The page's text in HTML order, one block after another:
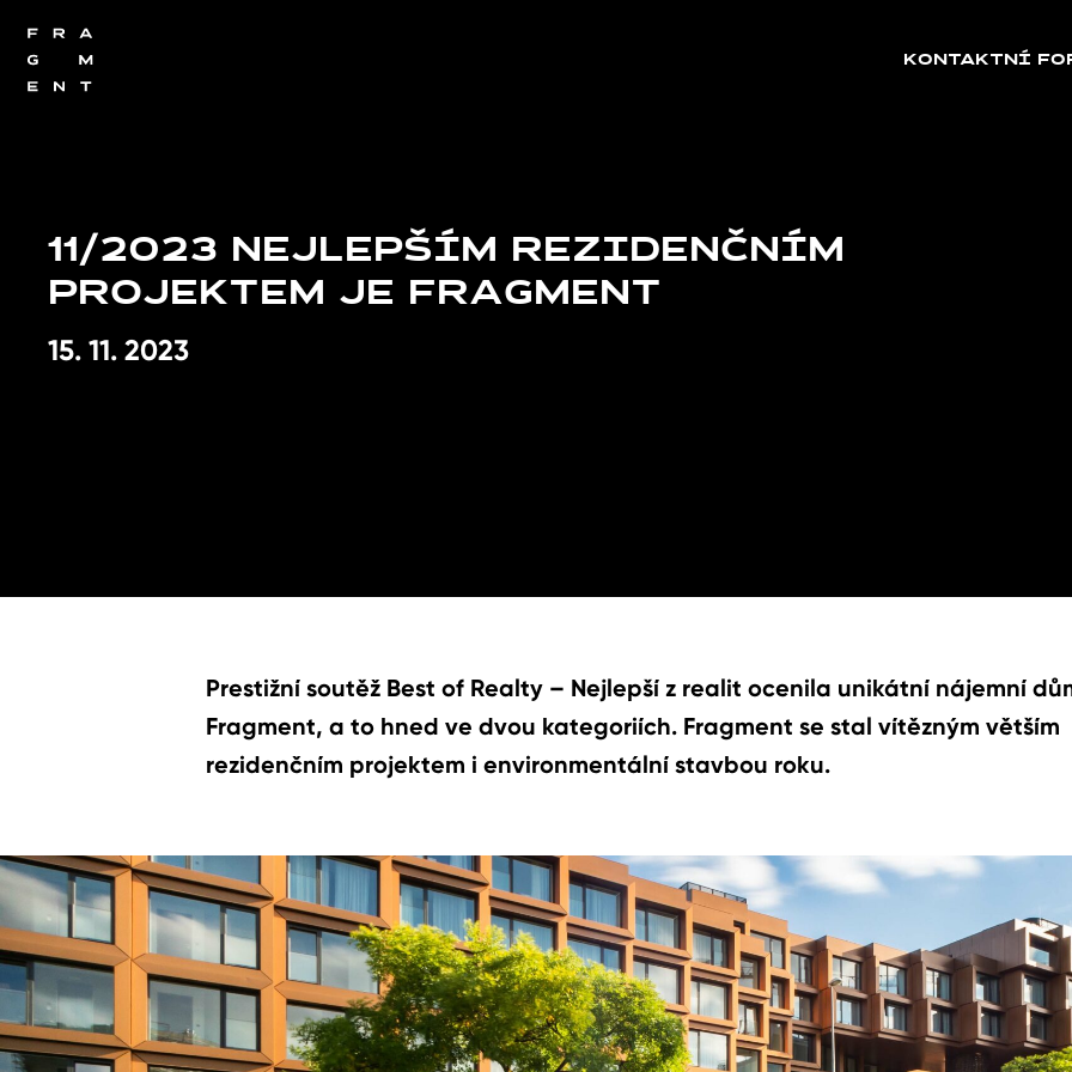
KONTAKTNÍ
11/2023 NEJLEPŠÍM REZIDENČNÍM
PROJEKTEM JE FRAGMENT
15. 11. 2023
Prestižní soutěž Best of Realty – Nejlepší z realit ocenila unikátní nájemní
Fragment, a to hned ve dvou kategoriích. Fragment se stal vítězným větším
rezidenčním projektem i environmentální stavbou roku.